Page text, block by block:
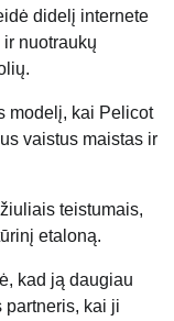
didelį internete
nuotraukų
modelį, kai Pelicot
vaistus maistas ir
teistumais,
etaloną.
kad ją daugiau
partneris, kai ji